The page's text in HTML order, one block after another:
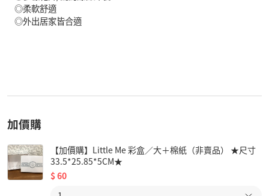
◎柔軟舒適
◎外出居家皆合適
加價購
【加價購】Little Me 彩盒／大＋棉紙（非賣品） ★尺寸
33.5*25.85*5CM★
$60